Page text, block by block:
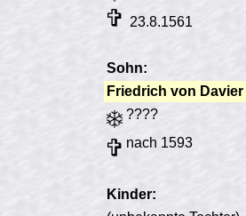
23.8.1561
Sohn:
Friedrich von Davier
????
nach 1593
Kinder: